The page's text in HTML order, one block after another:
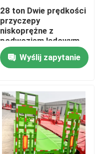
28 ton Dwie prędkości
przyczepy
niskoprężne z
podwoziem lądowym
12500*3000*1750mm
Wyślij zapytanie